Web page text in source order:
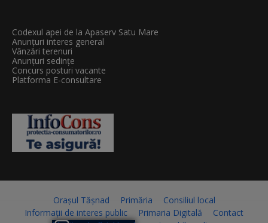
Codexul apei de la Apaserv Satu Mare
Anunțuri interes general
Vânzări terenuri
Anunțuri sedințe
Concurs posturi vacante
Platforma E-consultare
Orașul Tășnad Primăria
Consiliul local
Informații de interes public
Primaria Digitală
Contact